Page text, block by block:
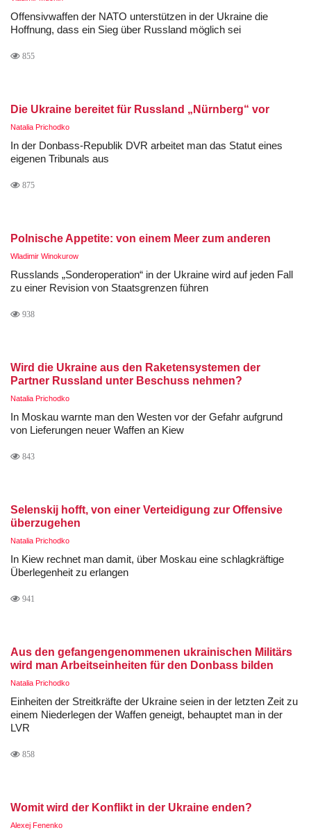
Offensivwaffen der NATO unterstützen in der Ukraine die
Hoffnung, dass ein Sieg über Russland möglich sei
855
Die Ukraine bereitet für Russland „Nürnberg“ vor
Natalia Prichodko
In der Donbass-Republik DVR arbeitet man das Statut eines
eigenen Tribunals aus
875
Polnische Appetite: von einem Meer zum anderen
Wladimir Winokurow
Russlands „Sonderoperation“ in der Ukraine wird auf jeden Fall
zu einer Revision von Staatsgrenzen führen
938
Wird die Ukraine aus den Raketensystemen der
Partner Russland unter Beschuss nehmen?
Natalia Prichodko
In Moskau warnte man den Westen vor der Gefahr aufgrund
von Lieferungen neuer Waffen an Kiew
843
Selenskij hofft, von einer Verteidigung zur Offensive
überzugehen
Natalia Prichodko
In Kiew rechnet man damit, über Moskau eine schlagkräftige
Überlegenheit zu erlangen
941
Aus den gefangengenommenen ukrainischen Militärs
wird man Arbeitseinheiten für den Donbass bilden
Natalia Prichodko
Einheiten der Streitkräfte der Ukraine seien in der letzten Zeit zu
einem Niederlegen der Waffen geneigt, behauptet man in der
LVR
858
Womit wird der Konflikt in der Ukraine enden?
Alexej Fenenko